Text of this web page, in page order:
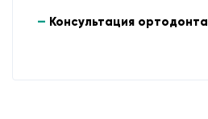
Консультация ортодонта